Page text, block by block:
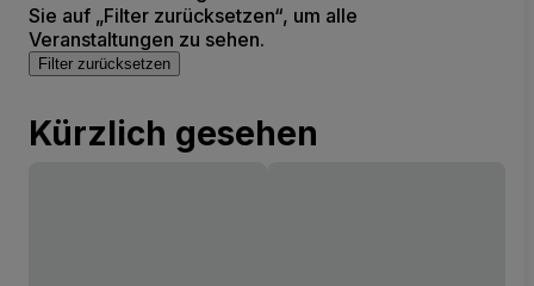
Sie auf „Filter zurücksetzen“, um alle
Veranstaltungen zu sehen.
Filter zurücksetzen
Kürzlich gesehen